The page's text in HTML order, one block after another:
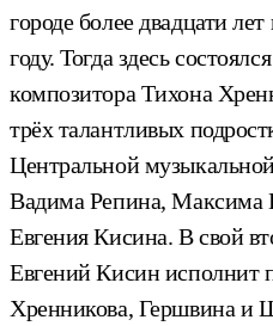
городе более двадцати
году. Тогда здесь
композитора Тихона
трёх талантливых
Центральной
Вадима Репина, Максима
Евгения Кисина. В свой
Евгений Кисин исполнит
Хренникова, Гершвина и